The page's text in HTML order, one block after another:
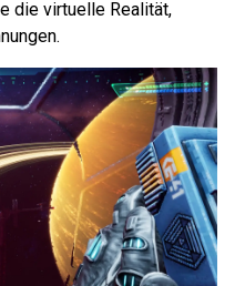
die virtuelle Realität,